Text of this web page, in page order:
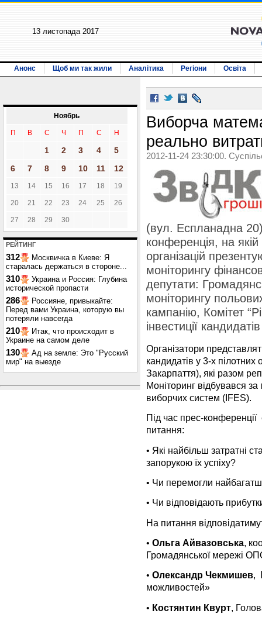
13 листопада 2017
Анонс Щоб ми так жили Аналітика Регіони Освіта
Ноябрь
П В С Ч П С Н
1 2 3 4
5
6
7 8 9 10 11 12
13 14 15 16 17 18 19
20 21 22 23 24 25 26
27 28 29 30
РЕЙТИНГ
312
Москвичка в Киеве: Я
старалась держаться в стороне...
310
Украина и Россия: Глубина
исторической пропасти
286
Россияне, привыкайте:
Перед вами Украина, которую вы
потеряли навсегда
210
Итак, что происходит в
Украине на самом деле
130
Ад на земле: Это "Русский
мир" на выезде
Виборча
реально
2012-11-24 23:30:00.
(вул. Еспланадна
конференція, на
організацій
моніторингу
депутати:
моніторингу
кампанію, Комітет
інвестиції
Організатори
кандидатів у 3-х
Закарпаття), які разом
Моніторинг відбувався
виборчих систем (IFES).
Під час прес-конференції
питання:
• Які найбільш затратні
запорукою їх успіху?
• Чи перемогли
• Чи відповідають
На питання
• Ольга Айвазовська,
Громадянської мережі
• Олександр Чекмишев,
можливостей»
• Костянтин Квурт,